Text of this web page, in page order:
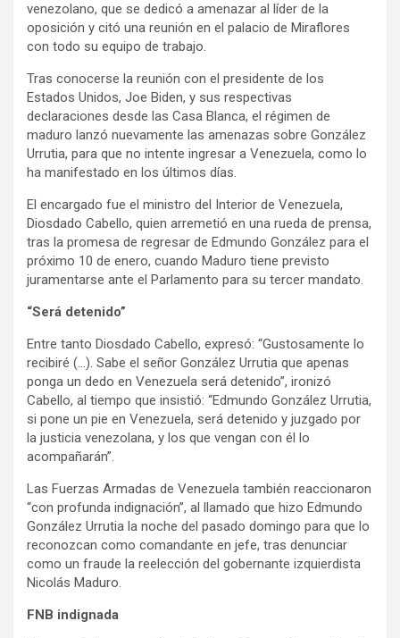
venezolano, que se dedicó a amenazar al líder de la
oposición y citó una reunión en el palacio de Miraflores
con todo su equipo de trabajo.
Tras conocerse la reunión con el presidente de los
Estados Unidos, Joe Biden, y sus respectivas
declaraciones desde las Casa Blanca, el régimen de
maduro lanzó nuevamente las amenazas sobre González
Urrutia, para que no intente ingresar a Venezuela, como lo
ha manifestado en los últimos días.
El encargado fue el ministro del Interior de Venezuela,
Diosdado Cabello, quien arremetió en una rueda de prensa,
tras la promesa de regresar de Edmundo González para el
próximo 10 de enero, cuando Maduro tiene previsto
juramentarse ante el Parlamento para su tercer mandato.
“Será detenido”
Entre tanto Diosdado Cabello, expresó: “Gustosamente lo
recibiré (…). Sabe el señor González Urrutia que apenas
ponga un dedo en Venezuela será detenido”, ironizó
Cabello, al tiempo que insistió: “Edmundo González Urrutia,
si pone un pie en Venezuela, será detenido y juzgado por
la justicia venezolana, y los que vengan con él lo
acompañarán”.
Las Fuerzas Armadas de Venezuela también reaccionaron
“con profunda indignación”, al llamado que hizo Edmundo
González Urrutia la noche del pasado domingo para que lo
reconozcan como comandante en jefe, tras denunciar
como un fraude la reelección del gobernante izquierdista
Nicolás Maduro.
FNB indignada